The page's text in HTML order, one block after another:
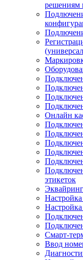
решениям
Онлайн
этикеток
Эквайринг
Смарт-
Ввод